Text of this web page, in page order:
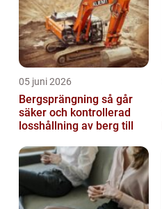
05 juni 2026
Bergsprängning så går
säker och kontrollerad
losshållning av berg till